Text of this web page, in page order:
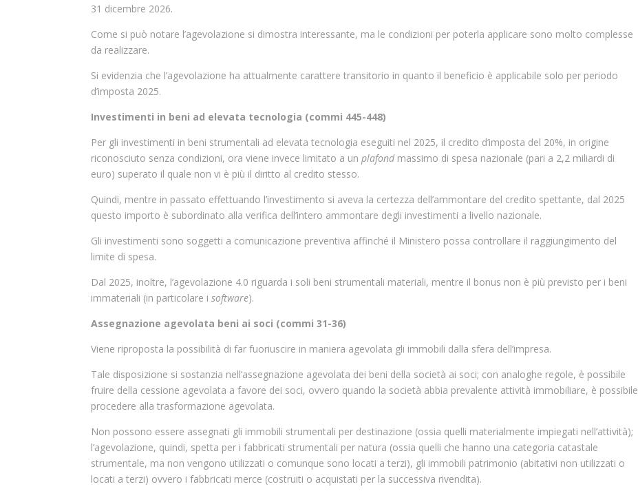
31 dicembre 2026.
Come si può notare l’agevolazione si dimostra interessante, ma le condizioni per poterla applicare sono molto complesse
da realizzare.
Si evidenzia che l’agevolazione ha attualmente carattere transitorio in quanto il beneficio è applicabile solo per periodo
d’imposta 2025.
Investimenti in beni ad elevata tecnologia (commi 445-448)
Per gli investimenti in beni strumentali ad elevata tecnologia eseguiti nel 2025, il credito d’imposta del 20%, in origine
riconosciuto senza condizioni, ora viene invece limitato a un plafondmassimo di spesa nazionale (pari a 2,2 miliardi di
euro) superato il quale non vi è più il diritto al credito stesso.
Quindi, mentre in passato effettuando l’investimento si aveva la certezza dell’ammontare del credito spettante, dal 2025
questo importo è subordinato alla verifica dell’intero ammontare degli investimenti a livello nazionale.
Gli investimenti sono soggetti a comunicazione preventiva affinché il Ministero possa controllare il raggiungimento del
limite di spesa.
Dal 2025, inoltre, l’agevolazione 4.0 riguarda i soli beni strumentali materiali, mentre il bonus non è più previsto per i beni
immateriali (in particolare i software).
Assegnazione agevolata beni ai soci (commi 31-36)
Viene riproposta la possibilità di far fuoriuscire in maniera agevolata gli immobili dalla sfera dell’impresa.
Tale disposizione si sostanzia nell’assegnazione agevolata dei beni della società ai soci; con analoghe regole, è possibile
fruire della cessione agevolata a favore dei soci, ovvero quando la società abbia prevalente attività immobiliare, è possibile
procedere alla trasformazione agevolata.
Non possono essere assegnati gli immobili strumentali per destinazione (ossia quelli materialmente impiegati nell’attività);
l’agevolazione, quindi, spetta per i fabbricati strumentali per natura (ossia quelli che hanno una categoria catastale
strumentale, ma non vengono utilizzati o comunque sono locati a terzi), gli immobili patrimonio (abitativi non utilizzati o
locati a terzi) ovvero i fabbricati merce (costruiti o acquistati per la successiva rivendita).